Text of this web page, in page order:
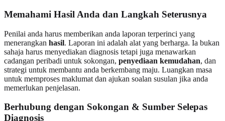
Memahami Hasil Anda dan Langkah Seterusnya
Penilai anda harus memberikan anda laporan terperinci yang
menerangkan hasil. Laporan ini adalah alat yang berharga. Ia bukan
sahaja harus menyediakan diagnosis tetapi juga menawarkan
cadangan peribadi untuk sokongan, penyediaan kemudahan, dan
strategi untuk membantu anda berkembang maju. Luangkan masa
untuk memproses maklumat dan ajukan soalan susulan jika anda
memerlukan penjelasan.
Berhubung dengan Sokongan & Sumber Selepas
Diagnosis